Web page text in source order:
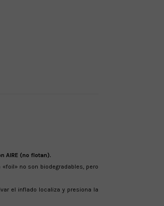
AIRE (no flotan).
no son biodegradables, pero
el inflado localiza y presiona la